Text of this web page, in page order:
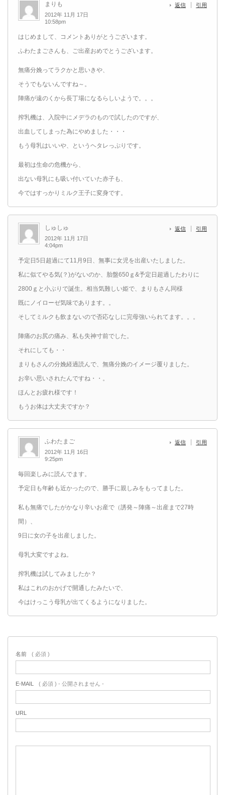
まりも
2012年 11月 17日
10:58pm
返信 引用
はじめまして、コメントありがとうございます。
ふわたまごさんも、ご出産おめでとうございます。
無痛分娩ってラクかと思いきや、
そうでもないんですね～。
陣痛が遠のくから長丁場になるらしいようで。。。
搾乳機は、入院中にメデラのもので試したのですが、
出血してしまった為にやめました・・・
もう母乳はいいや、というヘタレっぷりです。
最初は生命の危機から、
出ない母乳にも吸い付いていた赤子も、
今ではすっかりミルク王子に変身です。
しゅしゅ
2012年 11月 17日
4:04pm
返信 引用
予定日5日超過にて11月9日、無事に女児を出産いたしました。
私に似てやる気(？)がないのか、胎盤650ｇ&予定日超過したわりに
2800ｇと小ぶりで誕生。相当気難しい姫で、まりもさん同様
既にノイローゼ気味であります。。
そしてミルクも飲まないので否応なしに完母強いられてます。。。
陣痛のお尻の痛み、私も失神寸前でした。
それにしても・・
まりもさんの分娩経過読んで、無痛分娩のイメージ覆りました。
お辛い思いされたんですね・・。
ほんとお疲れ様です！
もうお体は大丈夫ですか？
ふわたまご
2012年 11月 16日
9:25pm
返信 引用
毎回楽しみに読んでます。
予定日も年齢も近かったので、勝手に親しみをもってました。
私も無痛でしたがかなり辛いお産で（誘発～陣痛～出産まで27時
間）、
9日に女の子を出産しました。
母乳大変ですよね。
搾乳機は試してみましたか？
私はこれのおかげで開通したみたいで、
今はけっこう母乳が出てくるようになりました。
名前 ( 必須 )
E-MAIL ( 必須 ) - 公開されません -
URL